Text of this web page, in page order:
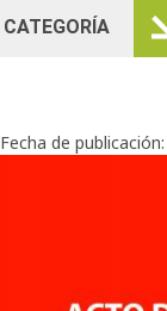
Fecha de publicación: